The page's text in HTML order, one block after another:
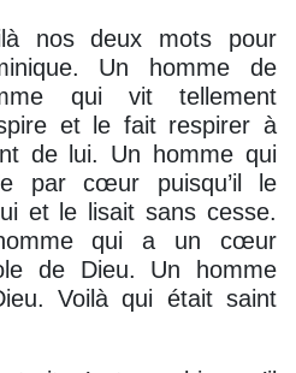
nos deux mots pour
Un homme de
qui vit tellement
et le fait respirer à
de lui. Un homme qui
par cœur puisqu’il le
et le lisait sans cesse.
qui a un cœur
de Dieu. Un homme
Voilà qui était saint